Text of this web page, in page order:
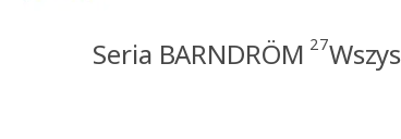
Seria BARNDRÖM 27